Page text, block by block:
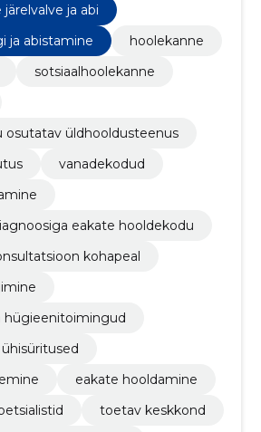
ja abi
ja abistamine
hoolekanne
sotsiaalhoolekanne
osutatav üldhooldusteenus
vanadekodud
eakate hooldekodu
kohapeal
hügieenitoimingud
ühisüritused
eakate hooldamine
toetav keskkond